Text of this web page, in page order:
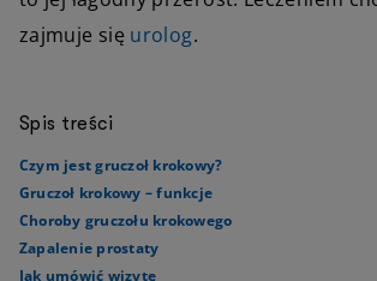
zajmuje się urolog.
Spis treści
Czym jest gruczoł krokowy?
Gruczoł krokowy – funkcje
Choroby gruczołu krokowego
Zapalenie prostaty
Jak umówić wizytę